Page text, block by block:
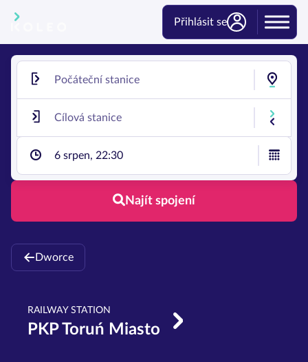
Přihlásit se
6 srpen, 22:30
Najít spojení
Dworce
RAILWAY STATION
PKP Toruń Miasto